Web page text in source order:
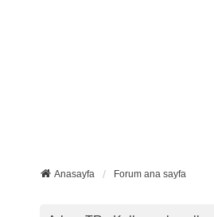
Anasayfa Forum ana sayfa